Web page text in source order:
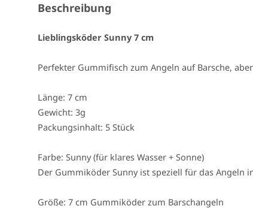
Beschreibung
Lieblingsköder Sunny 7 cm
Perfekter Gummifisch zum Angeln auf Barsche,
Länge: 7 cm
Gewicht: 3g
Packungsinhalt: 5 Stück
Farbe: Sunny (für klares Wasser + Sonne)
Der Gummiköder Sunny ist speziell für das Angeln
Größe: 7 cm Gummiköder zum Barschangeln